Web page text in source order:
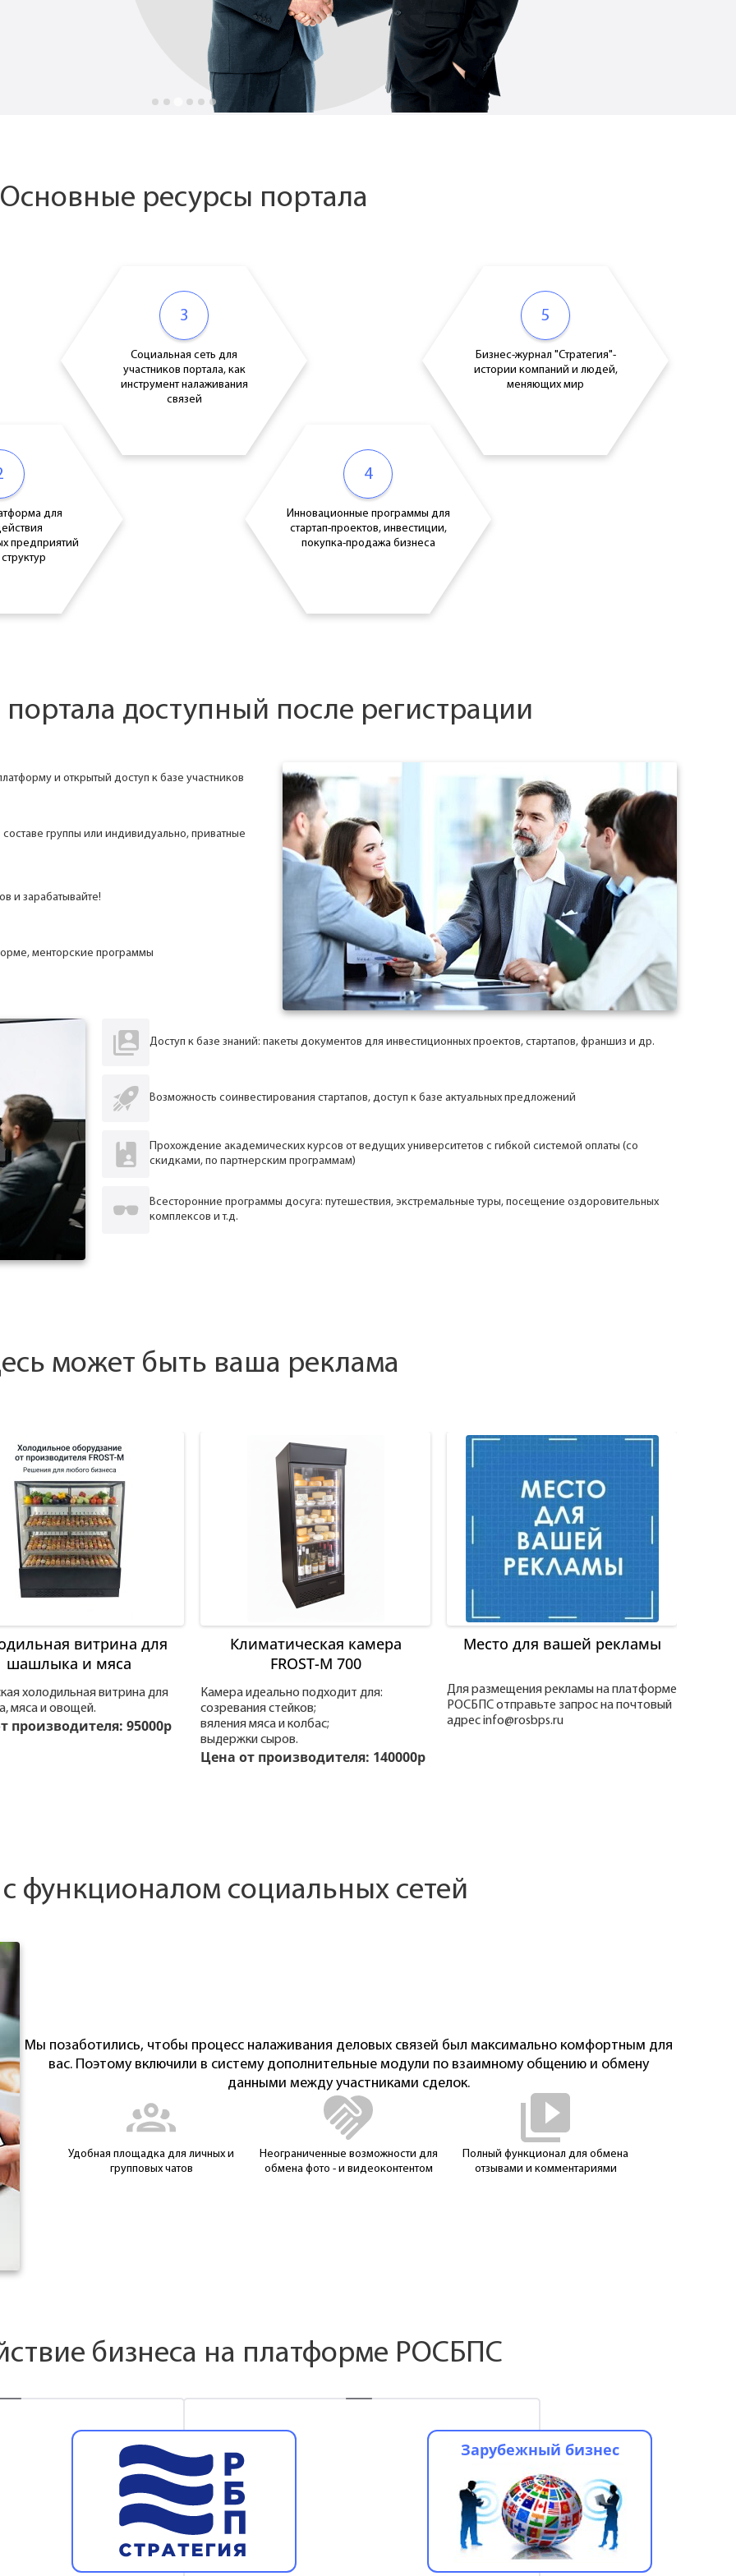
Основные ресурсы портала
для
предприятий
3
Социальная сеть для
участников портала, как
инструмент налаживания
связей
4
Инновационные программы для
стартап-проектов, инвестиции,
покупка-продажа бизнеса
5
Бизнес-журнал "Стратегия"-
истории компаний и людей,
меняющих мир
доступный после регистрации
и открытый доступ к базе участников
группы или индивидуально, приватные
и зарабатывайте!
менторские программы
Доступ к базе знаний: пакеты документов для инвестиционных проектов, стартапов, франшиз и др.
Возможность соинвестирования стартапов, доступ к базе актуальных предложений
Прохождение академических курсов от ведущих университетов с гибкой системой оплаты (со
скидками, по партнерским программам)
Всесторонние программы досуга: путешествия, экстремальные туры, посещение оздоровительных
комплексов и т.д.
может быть ваша реклама
витрина для
шашлыка и мяса
холодильная витрина для
мяса и овощей.
производителя: 95000р
Климатическая камера
FROST-M 700
Камера идеально подходит для:
созревания стейков;
вяления мяса и колбас;
выдержки сыров.
Цена от производителя: 140000р
Место для вашей рекламы
Для размещения рекламы на платформе
РОСБПС отправьте запрос на почтовый
адрес info@rosbps.ru
функционалом социальных сетей
Мы позаботились, чтобы процесс налаживания деловых связей был максимально комфортным для
вас. Поэтому включили в систему дополнительные модули по взаимному общению и обмену
данными между участниками сделок.
Удобная площадка для личных и
групповых чатов
Неограниченные возможности для
обмена фото - и видеоконтентом
Полный функционал для обмена
отзывами и комментариями
бизнеса на платформе РОСБПС
Зарубежный бизнес